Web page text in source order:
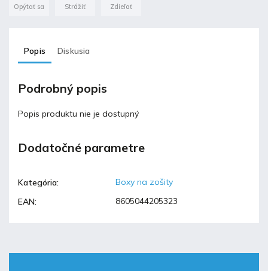
Opýtať sa Strážiť Zdieľať
Popis Diskusia
Podrobný popis
Popis produktu nie je dostupný
Dodatočné parametre
Kategória:
Boxy na zošity
EAN: 8605044205323